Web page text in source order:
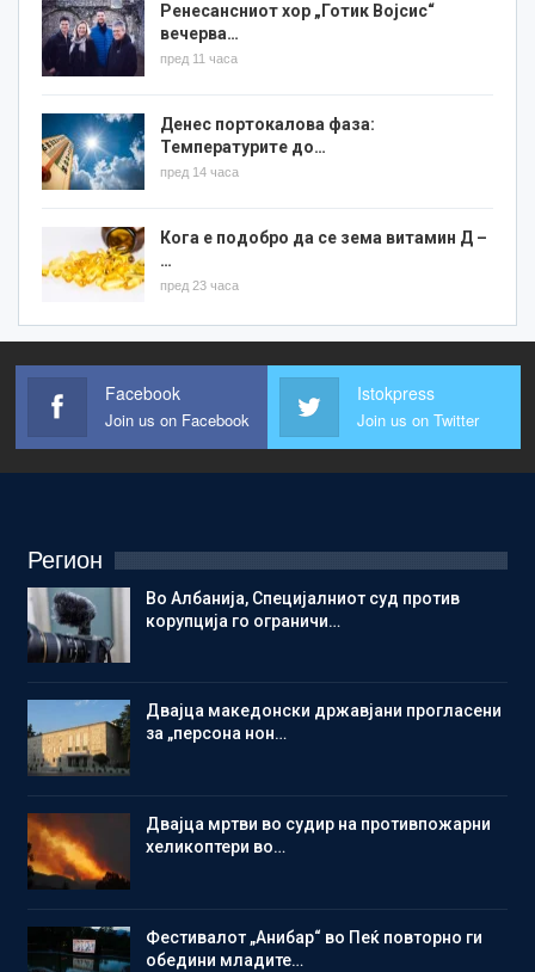
Ренесансниот хор „Готик Војсис“
вечерва…
пред 11 часа
Денес портокалова фаза:
Температурите до…
пред 14 часа
Кога е подобро да се зема витамин Д –
…
пред 23 часа
Facebook
Join us on Facebook
Istokpress
Join us on Twitter
Регион
Во Албанија, Специјалниот суд против
корупција го ограничи…
Двајца македонски државјани прогласени
за „персона нон…
Двајца мртви во судир на противпожарни
хеликоптери во…
Фестивалот „Анибар“ во Пеќ повторно ги
обедини младите…